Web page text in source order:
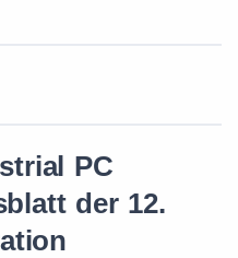
PC
der 12.